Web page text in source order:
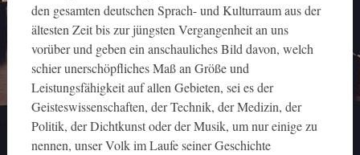
den gesamten deutschen Sprach- und Kulturraum aus der
ältesten Zeit bis zur jüngsten Vergangenheit an uns
vorüber und geben ein anschauliches Bild davon, welch
schier unerschöpfliches Maß an Größe und
Leistungsfähigkeit auf allen Gebieten, sei es der
Geisteswissenschaften, der Technik, der Medizin, der
Politik, der Dichtkunst oder der Musik, um nur einige zu
nennen, unser Volk im Laufe seiner Geschichte